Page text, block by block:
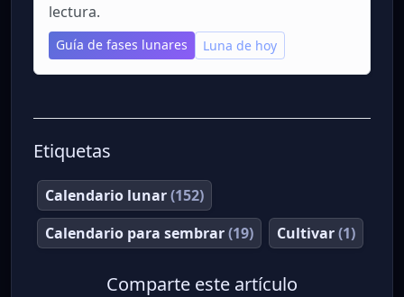
lectura.
Guía de fases lunares Luna de hoy
Etiquetas
Calendario lunar(152)
Calendario para sembrar(19) Cultivar(1)
Comparte este artículo